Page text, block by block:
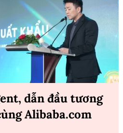
dẫn đầu tương
Alibaba.com